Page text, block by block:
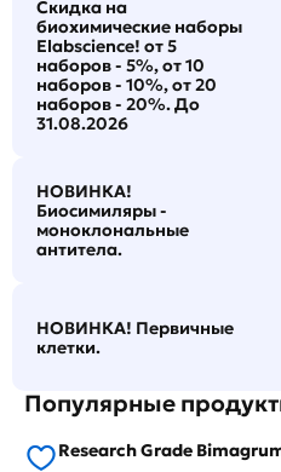
Скидка на
биохимические наборы
Elabscience! от 5
наборов - 5%, от 10
наборов - 10%, от 20
наборов - 20%. До
31.08.2026
НОВИНКА!
Биосимиляры -
моноклональные
антитела.
НОВИНКА! Первичные
клетки.
Популярные
Research Grade